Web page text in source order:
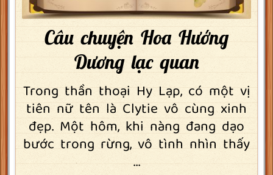
Câu chuyện Hoa Hướng
Dương lạc quan
Trong thần thoại Hy Lạp, có một vị
tiên nữ tên là Clytie vô cùng xinh
đẹp. Một hôm, khi nàng đang dạo
bước trong rừng, vô tình nhìn thấy
...